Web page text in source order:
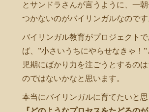
とサンドラさんが言うように、一
つかないのがバイリンガルなのです
バイリンガル教育がプロジェクト
ば、”小さいうちにやらせなきゃ！
児期にばかり力を注ごうとするの
のではないかなと思います。
本当にバイリンガルに育てたいと思